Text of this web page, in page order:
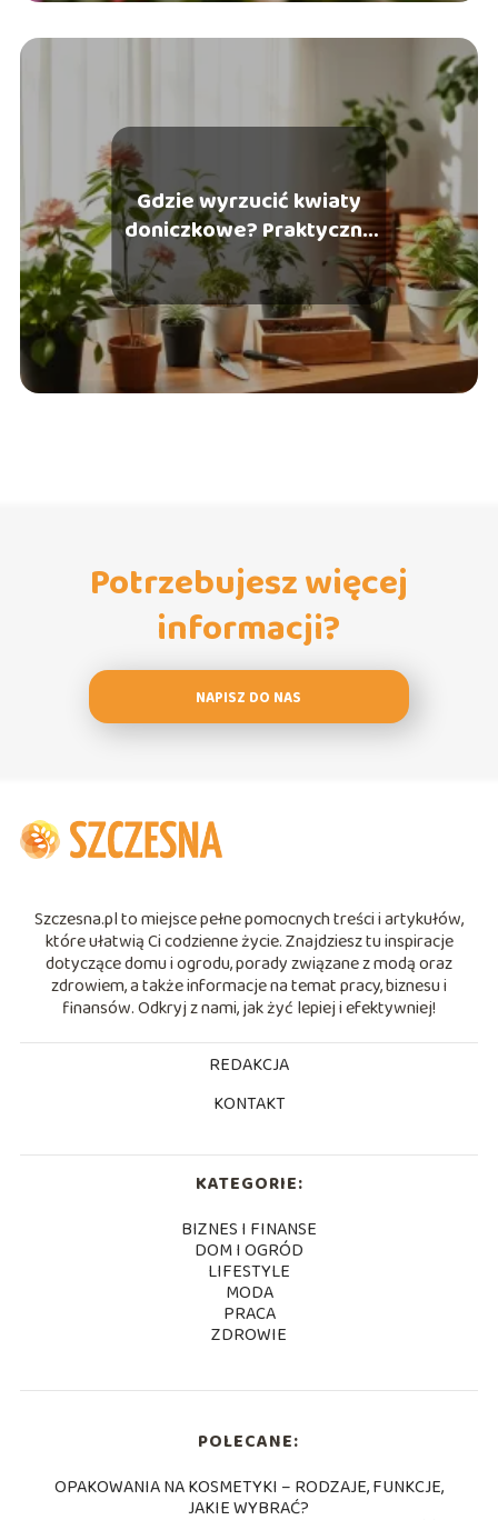
Gdzie wyrzucić kwiaty
doniczkowe? Praktyczny
przewodnik
Potrzebujesz więcej
informacji?
NAPISZ DO NAS
Szczesna.pl to miejsce pełne pomocnych treści i artykułów,
które ułatwią Ci codzienne życie. Znajdziesz tu inspiracje
dotyczące domu i ogrodu, porady związane z modą oraz
zdrowiem, a także informacje na temat pracy, biznesu i
finansów. Odkryj z nami, jak żyć lepiej i efektywniej!
REDAKCJA
KONTAKT
KATEGORIE:
BIZNES I FINANSE
DOM I OGRÓD
LIFESTYLE
MODA
PRACA
ZDROWIE
POLECANE:
OPAKOWANIA NA KOSMETYKI – RODZAJE, FUNKCJE,
JAKIE WYBRAĆ?